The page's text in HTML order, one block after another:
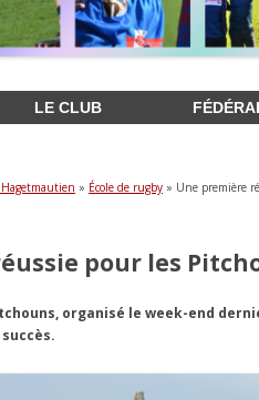
LE CLUB
» École de rugby » Une première
pour les
organisé le week-end